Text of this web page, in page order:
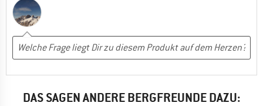
DAS SAGEN ANDERE BERGFREUNDE DAZU: